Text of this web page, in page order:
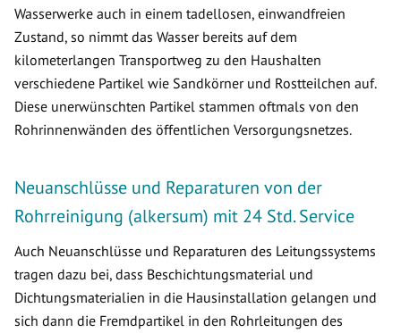
Wasserwerke auch in einem tadellosen, einwandfreien
Zustand, so nimmt das Wasser bereits auf dem
kilometerlangen Transportweg zu den Haushalten
verschiedene Partikel wie Sandkörner und Rostteilchen auf.
Diese unerwünschten Partikel stammen oftmals von den
Rohrinnenwänden des öffentlichen Versorgungsnetzes.
Neuanschlüsse und Reparaturen von der
Rohrreinigung (alkersum) mit 24 Std. Service
Auch Neuanschlüsse und Reparaturen des Leitungssystems
tragen dazu bei, dass Beschichtungsmaterial und
Dichtungsmaterialien in die Hausinstallation gelangen und
sich dann die Fremdpartikel in den Rohrleitungen des